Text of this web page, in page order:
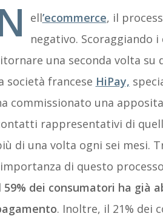
ell’ecommerce, il
negativo. Scoraggiando
una seconda volta
società francese HiPay,
commissionato una
rappresentativi di
di una volta ogni sei mesi.
di questo
59% dei consumatori ha già
. Inoltre, il 21% dei